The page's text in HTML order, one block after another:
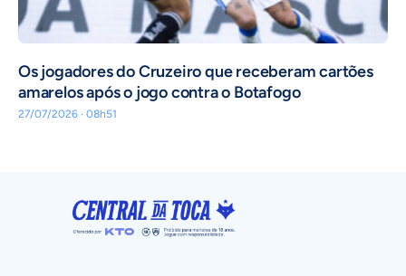
Os jogadores do Cruzeiro que receberam cartões
amarelos após o jogo contra o Botafogo
27/07/2026 · 08h51